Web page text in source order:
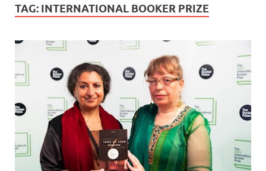
TAG: INTERNATIONAL BOOKER PRIZE